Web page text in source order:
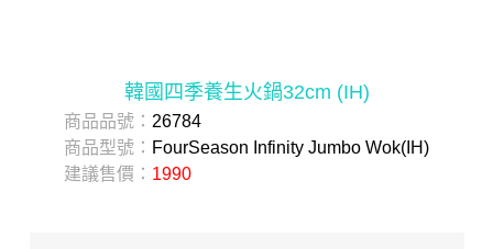
韓國四季養生火鍋32cm (IH)
商品品號： 26784
商品型號： FourSeason Infinity Jumbo Wok(IH)
建議售價： 1990